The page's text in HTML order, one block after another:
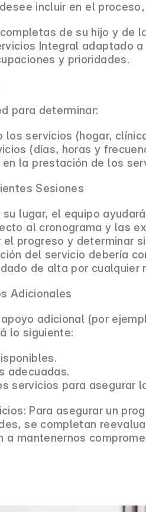
incluir en el
de su hijo y de
Integral adaptado
y prioridades.
para determinar:
los servicios (hogar,
(días, horas y
la prestación de los
Sesiones
lugar, el equipo
al cronograma y las
el progreso y determinar
del servicio debería
de alta por cualquier
Adicionales
adicional (por
lo siguiente:
adecuadas.
servicios para asegurar
Para asegurar un
se completan
a mantenernos